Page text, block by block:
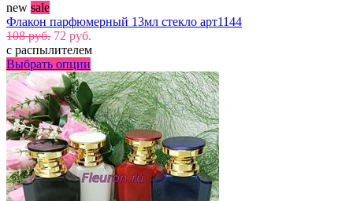
new sale
Флакон парфюмерный 13мл стекло арт1144
108 руб. 72 руб.
с распылителем
Выбрать опции